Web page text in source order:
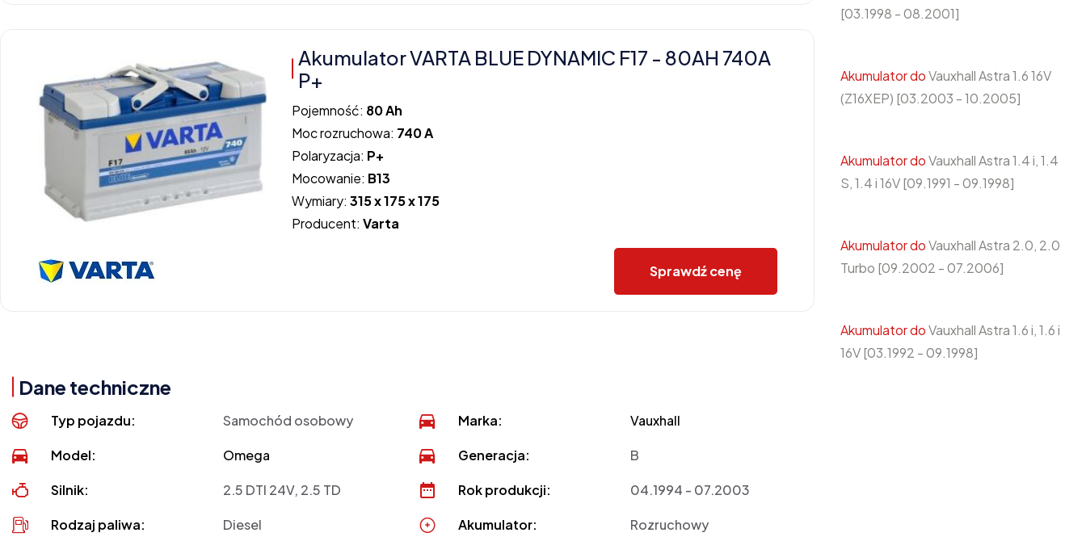
Akumulator VARTA BLUE DYNAMIC F17 - 80AH 740A
P+
Pojemność: 80 Ah
Moc rozruchowa: 740 A
Polaryzacja: P+
Mocowanie: B13
Wymiary:315 x 175 x 175
Producent:Varta
Sprawdź cenę
Dane techniczne
Typ pojazdu: Samochód osobowy Marka: Vauxhall
Model: Omega Generacja: B
Silnik: 2.5 DTI 24V, 2.5 TD Rok produkcji: 04.1994 - 07.2003
Rodzaj paliwa: Diesel Akumulator: Rozruchowy
[03.1998 - 08.2001]
Akumulator doVauxhall Astra 1.6 16V
(Z16XEP) [03.2003 - 10.2005]
Akumulator doVauxhall Astra 1.4 i, 1.4
S, 1.4 i 16V [09.1991 - 09.1998]
Akumulator doVauxhall Astra 2.0, 2.0
Turbo [09.2002 - 07.2006]
Akumulator doVauxhall Astra 1.6 i, 1.6 i
16V [03.1992 - 09.1998]